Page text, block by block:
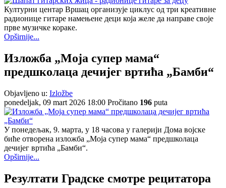
Културни центар Вршац организује циклус од три креативне
радионице гитаре намењене деци која желе да направе своје
прве музичке кораке.
Opširnije...
Изложба „Моја супер мама“
предшколаца дечијег вртића „Бамби“
Objavljeno u: Izložbe
ponedeljak, 09 mart 2026 18:00 Pročitano 196 puta
У понедељак, 9. марта, у 18 часова у галерији Дома војске
биће отворена изложба „Моја супер мама“ предшколаца
дечијег вртића „Бамби“.
Opširnije...
Резултати Градске смотре рецитатора